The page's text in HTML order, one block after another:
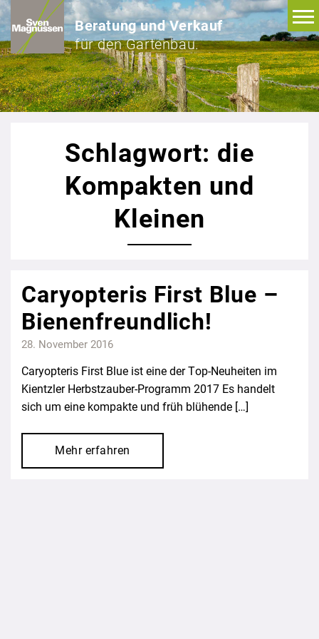
Beratung und Verkauf
für den Gartenbau.
Schlagwort: die
Kompakten und
Kleinen
Caryopteris First Blue –
Bienenfreundlich!
28. November 2016
Caryopteris First Blue ist eine der Top-Neuheiten im
Kientzler Herbstzauber-Programm 2017 Es handelt
sich um eine kompakte und früh blühende […]
Mehr erfahren